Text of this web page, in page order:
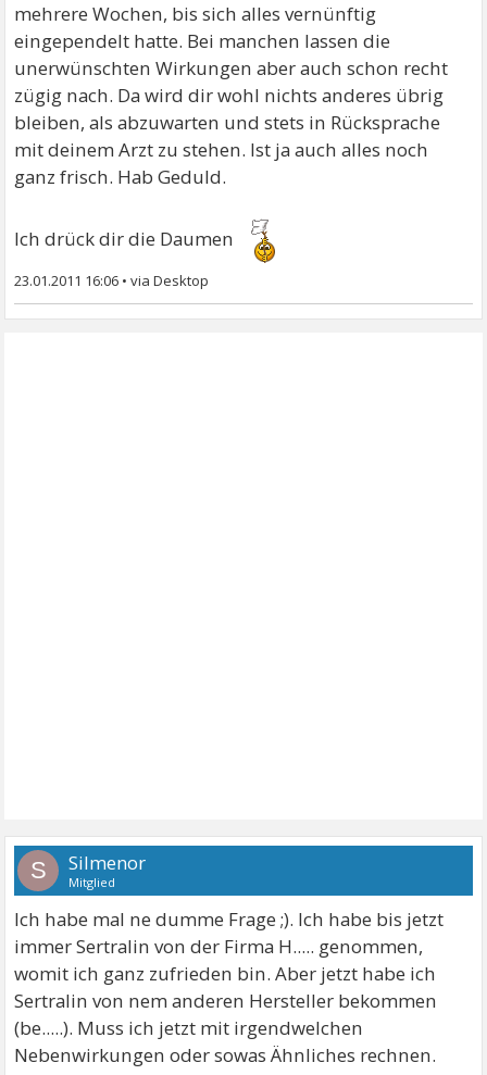
mehrere Wochen, bis sich alles vernünftig
eingependelt hatte. Bei manchen lassen die
unerwünschten Wirkungen aber auch schon recht
zügig nach. Da wird dir wohl nichts anderes übrig
bleiben, als abzuwarten und stets in Rücksprache
mit deinem Arzt zu stehen. Ist ja auch alles noch
ganz frisch. Hab Geduld.
Ich drück dir die Daumen
23.01.2011 16:06 •
S Silmenor
Mitglied
Ich habe mal ne dumme Frage ;). Ich habe bis jetzt
immer Sertralin von der Firma H..... genommen,
womit ich ganz zufrieden bin. Aber jetzt habe ich
Sertralin von nem anderen Hersteller bekommen
(be.....). Muss ich jetzt mit irgendwelchen
Nebenwirkungen oder sowas Ähnliches rechnen.